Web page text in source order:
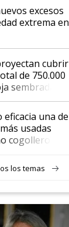
excesos
extrema en
cubrir
de 750.000
sembradas
de
un
en genética y
eficacia una de
usadas
cogollero? El
los temas